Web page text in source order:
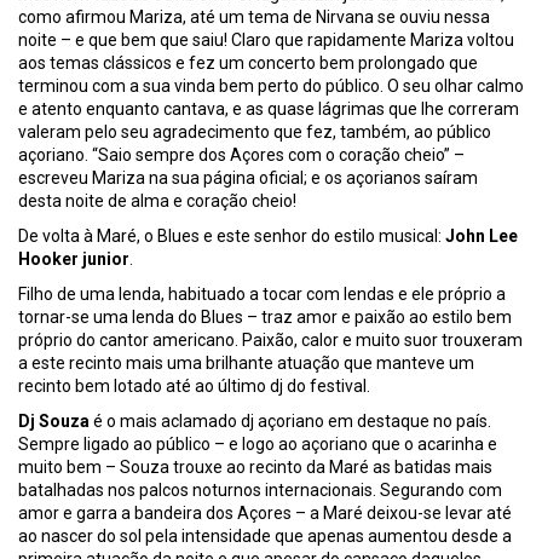
como afirmou Mariza, até um tema de Nirvana se ouviu nessa
noite – e que bem que saiu! Claro que rapidamente Mariza voltou
aos temas clássicos e fez um concerto bem prolongado que
terminou com a sua vinda bem perto do público. O seu olhar calmo
e atento enquanto cantava, e as quase lágrimas que lhe correram
valeram pelo seu agradecimento que fez, também, ao público
açoriano. “Saio sempre dos Açores com o coração cheio” –
escreveu Mariza na sua página oficial; e os açorianos saíram
desta noite de alma e coração cheio!
De volta à Maré, o Blues e este senhor do estilo musical: John Lee
Hooker junior.
Filho de uma lenda, habituado a tocar com lendas e ele próprio a
tornar-se uma lenda do Blues – traz amor e paixão ao estilo bem
próprio do cantor americano. Paixão, calor e muito suor trouxeram
a este recinto mais uma brilhante atuação que manteve um
recinto bem lotado até ao último dj do festival.
Dj Souzaé o mais aclamado dj açoriano em destaque no país.
Sempre ligado ao público – e logo ao açoriano que o acarinha e
muito bem – Souza trouxe ao recinto da Maré as batidas mais
batalhadas nos palcos noturnos internacionais. Segurando com
amor e garra a bandeira dos Açores – a Maré deixou-se levar até
ao nascer do sol pela intensidade que apenas aumentou desde a